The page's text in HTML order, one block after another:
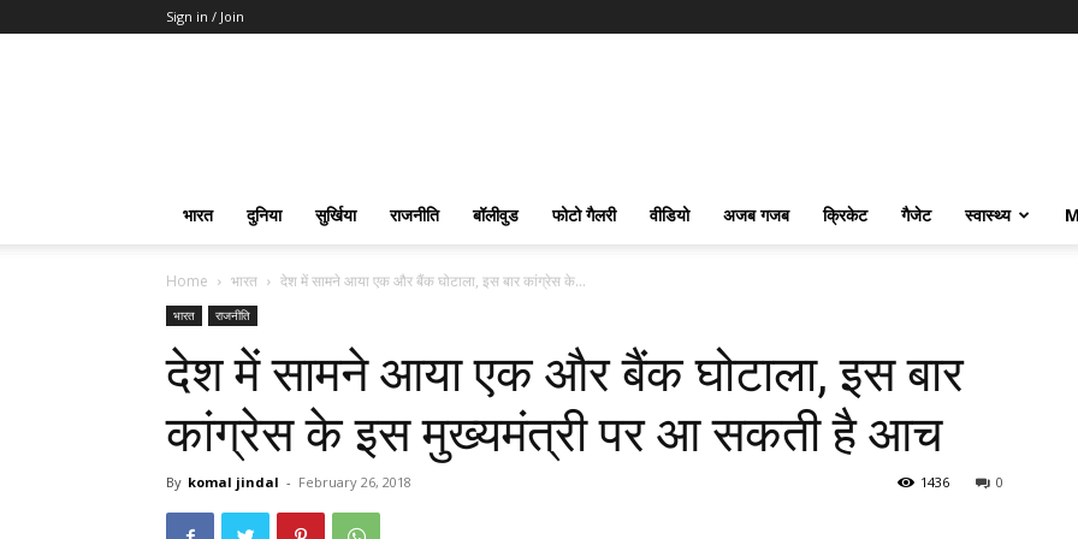
Sign in / Join
भारत दुनिया सुर्खिया राजनीति बॉलीवुड फोटो गैलरी वीडियो अजब गजब क्रिकेट गैजेट स्वास्थ्य
Home भारत देश में सामने आया एक और बैंक घोटाला, इस बार कांग्रेस के...
भारत राजनीति
देश में सामने आया एक और बैंक घोटाला, इस बार
कांग्रेस के इस मुख्यमंत्री पर आ सकती है आच
By komal jindal - February 26, 2018 0
1436